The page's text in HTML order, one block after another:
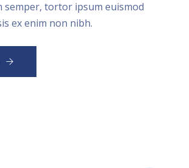
semper, tortor ipsum euismod
ex enim non nibh.